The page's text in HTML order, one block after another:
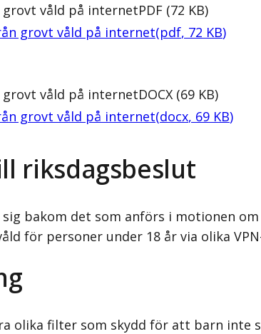
grovt våld på internetPDF (72 KB)
grovt våld på internet(pdf, 72 KB)
grovt våld på internetDOCX (69 KB)
grovt våld på internet(docx, 69 KB)
riksdagsbeslut
sig bakom det som anförs i motionen
för personer under 18 år via olika
olika filter som skydd för att barn inte